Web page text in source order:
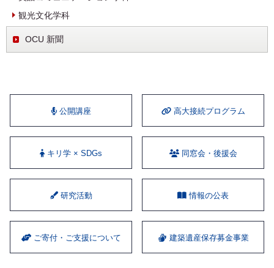
観光文化学科
OCU 新聞
公開講座 ⾼⼤接続プログラム
キリ学 × SDGs 同窓会・後援会
研究活動 情報の公表
ご寄付・ご支援について 建築遺産保存募金事業